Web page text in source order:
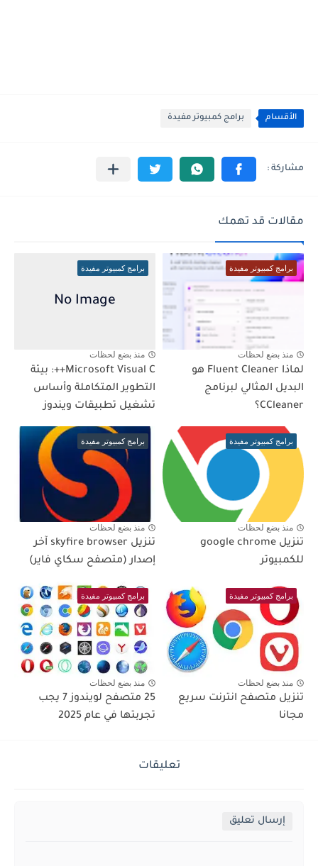
الأقسام برامج كمبيوتر مفيدة
مقالات قد تهمك
برامج كمبيوتر مفيدة
منذ بضع لحظات
لماذا Fluent Cleaner هو
البديل المثالي لبرنامج
CCleaner؟
برامج كمبيوتر مفيدة
منذ بضع لحظات
Microsoft Visual C++: بيئة
التطوير المتكاملة وأساس
تشغيل تطبيقات ويندوز
برامج كمبيوتر مفيدة
منذ بضع لحظات
تنزيل google chrome
للكمبيوتر
برامج كمبيوتر مفيدة
منذ بضع لحظات
تنزيل skyfire browser آخر
إصدار (متصفح سكاي فاير)
برامج كمبيوتر مفيدة
منذ بضع لحظات
تنزيل متصفح انترنت سريع
مجانا
برامج كمبيوتر مفيدة
منذ بضع لحظات
25 متصفح لويندوز 7 يجب
تجربتها في عام 2025
تعليقات
إرسال تعليق